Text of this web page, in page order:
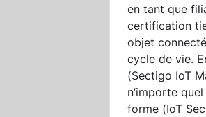
en tant que
certification
objet
cycle de vie.
(Sectigo IoT
n’importe
forme (IoT